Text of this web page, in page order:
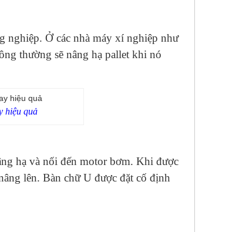
nghiệp. Ở các nhà máy xí nghiệp như
thường sẽ nâng hạ pallet khi nó
hiệu quả
hạ và nối đến motor bơm. Khi được
lên. Bàn chữ U được đặt cố định